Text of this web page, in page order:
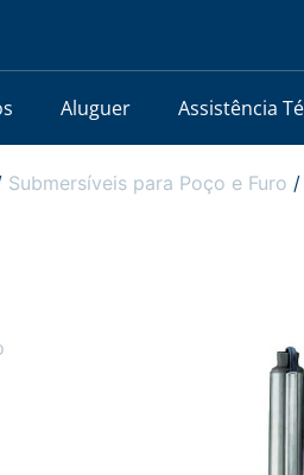
Aluguer Assistência
Submersíveis para Poço e Furo /